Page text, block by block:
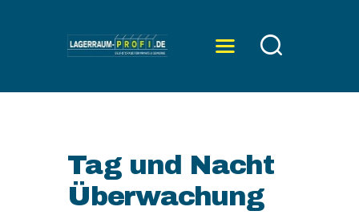
PREISE
KONTAKT
Tag und Nacht
Überwachung